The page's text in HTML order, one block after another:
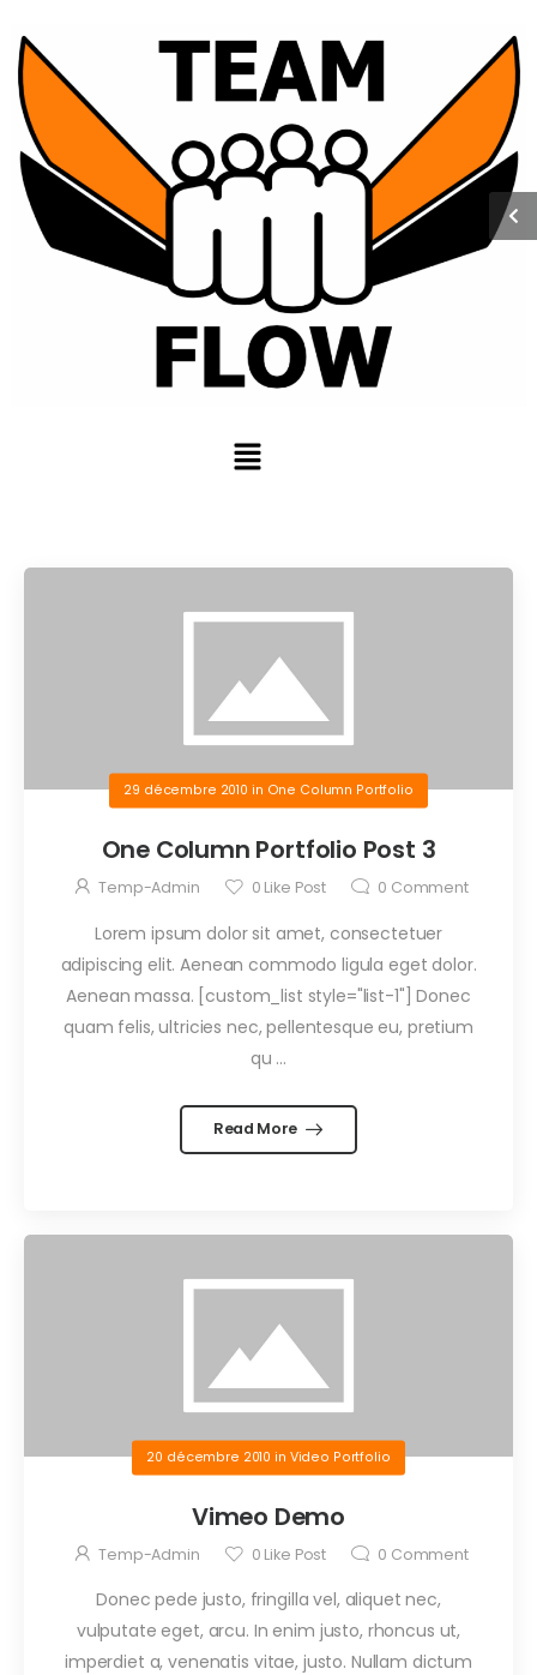
29 décembre 2010 in One Column Portfolio
One Column Portfolio Post 3
Temp-Admin 0 Like Post 0 Comment
Lorem ipsum dolor sit amet, consectetuer
adipiscing elit. Aenean commodo ligula eget dolor.
Aenean massa. [custom_list style="list-1"] Donec
quam felis, ultricies nec, pellentesque eu, pretium
qu ...
Read More
20 décembre 2010 in Video Portfolio
Vimeo Demo
Temp-Admin 0 Like Post 0 Comment
Donec pede justo, fringilla vel, aliquet nec,
vulputate eget, arcu. In enim justo, rhoncus ut,
imperdiet a, venenatis vitae, justo. Nullam dictum